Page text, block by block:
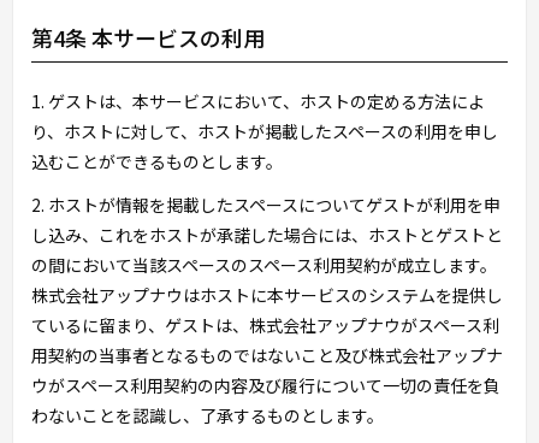
第4条 本サービスの利用
1. ゲストは、本サービスにおいて、ホストの定める方法によ
り、ホストに対して、ホストが掲載したスペースの利用を申し
込むことができるものとします。
2. ホストが情報を掲載したスペースについてゲストが利用を申
し込み、これをホストが承諾した場合には、ホストとゲストと
の間において当該スペースのスペース利用契約が成立します。
株式会社アップナウはホストに本サービスのシステムを提供し
ているに留まり、ゲストは、株式会社アップナウがスペース利
用契約の当事者となるものではないこと及び株式会社アップナ
ウがスペース利用契約の内容及び履行について一切の責任を負
わないことを認識し、了承するものとします。